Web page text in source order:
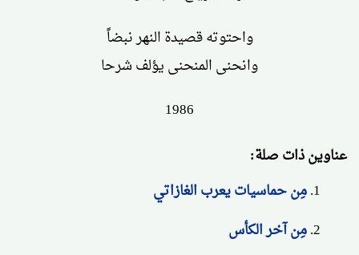
واحتوته قصيدة النهر نبضاً
وانحنى المنحنى يؤلف شرحا
1986
عناوين ذات صلة:
مِن حماسيات يعرب الغازاتي
مِن آخر الكأس